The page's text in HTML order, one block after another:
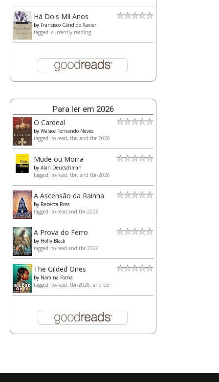
Há Dois Mil Anos
by Francisco Cândido Xavier
tagged: currently-reading
Para ler em 2026
O Cardeal
by Walace Fernando Neves
tagged: to-read, tbr, and tbr-2026
Mude ou Morra
by Alan Deutschman
tagged: to-read, tbr, and tbr-2026
A Ascensão da Rainha
by Rebecca Ross
tagged: to-read and tbr-2026
A Prova do Ferro
by Holly Black
tagged: to-read and tbr-2026
The Gilded Ones
by Namina Forna
tagged: to-read, tbr-2026, and tbr